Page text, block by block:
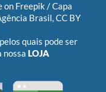
on Freepik / Capa
Brasil,CC BY
quais pode ser
nossa LOJA